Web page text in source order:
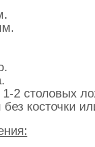
2 столовых
косточки